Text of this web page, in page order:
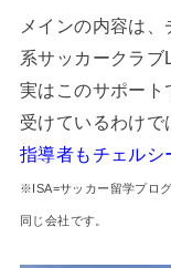
メインの内容は
系サッカークラブ
実はこのサポート
受けているわけで
指導者もチェルシ
※ISA=サッカー留学プロ
同じ会社です。